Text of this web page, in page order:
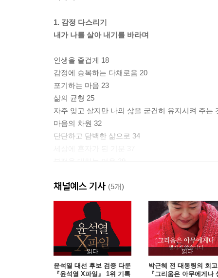
1. 감정 다스리기
내가 나를 살아 내기를 바라며
인생을 즐겁게 18
감정에 승복하는 다채로움 20
포기하는 마음 23
삶의 균형 25
자주 잊고 살지만 나의 삶을 굳건히 유지시켜 주는
마음의 차원 32
단단하고 담백한 삶으로 34
부정을 대하는 여유 39
나의 가장 큰 적에게 44
괜찮아지고 싶어도 괜찮아지지 않을 때가 있습니다
예전엔 몰랐지만 지금은 알게 된 것들 50
어떤 계절에 있으신지요 54
2. 인간관계에 대하여
지금 함께하는 사람이 나의 미래입니다
채널예스 기사 (5개)
읽다
윤석열 대선 후보 검증 다룬
『윤석열 X파일』 1위 기록
읽다
박근혜 전 대통령의 회
『그리움은 아무에게나